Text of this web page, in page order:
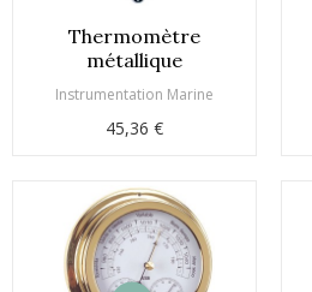
Thermomètre
métallique
Instrumentation Marine
45,36 €